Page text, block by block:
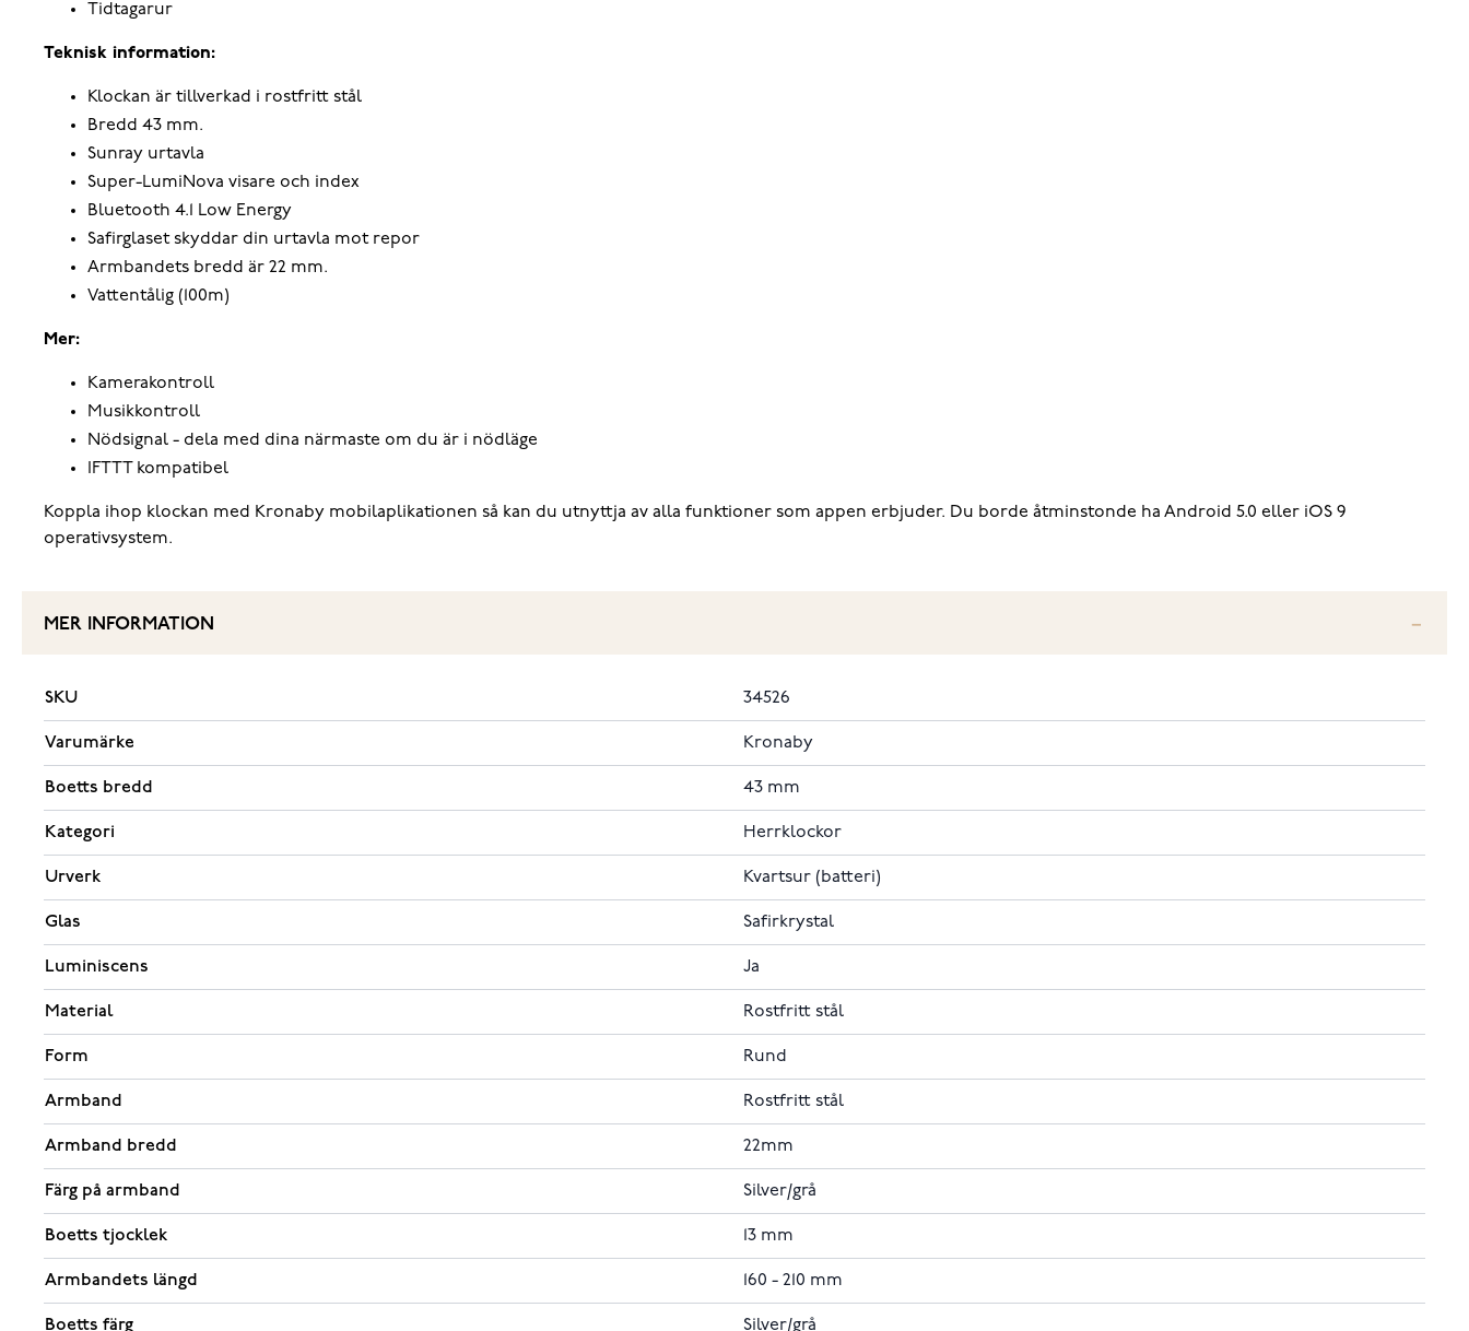
Tidtagarur
Teknisk information:
Klockan är tillverkad i rostfritt stål
Bredd 43 mm.
Sunray urtavla
Super-LumiNova visare och index
Bluetooth 4.1 Low Energy
Safirglaset skyddar din urtavla mot repor
Armbandets bredd är 22 mm.
Vattentålig (100m)
Mer:
Kamerakontroll
Musikkontroll
Nödsignal - dela med dina närmaste om du är i nödläge
IFTTT kompatibel
Koppla ihop klockan med Kronaby mobilaplikationen så kan du utnyttja av alla funktioner som appen erbjuder. Du borde åtminstonde ha Android 5.0 eller iOS 9
operativsystem.
MER INFORMATION
SKU 34526
Varumärke Kronaby
Boetts bredd 43 mm
Kategori Herrklockor
Urverk Kvartsur (batteri)
Glas Safirkrystal
Luminiscens Ja
Material Rostfritt stål
Form Rund
Armband Rostfritt stål
Armband bredd 22mm
Färg på armband Silver/grå
Boetts tjocklek 13 mm
Armbandets längd 160 - 210 mm
Boetts färg Silver/grå